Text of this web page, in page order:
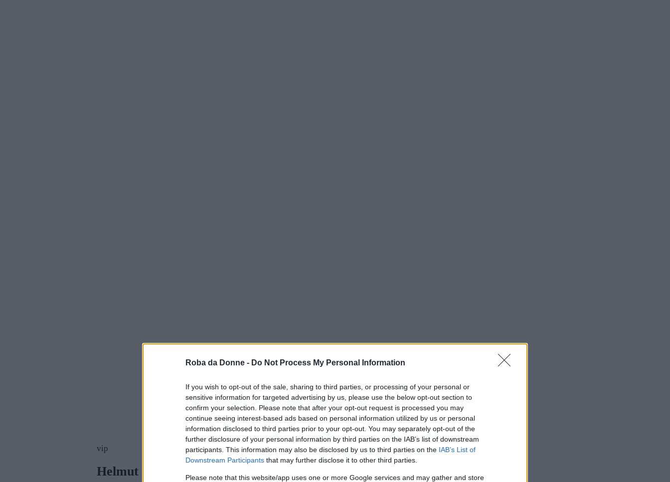
Roba da Donne - Do Not Process My Personal Information
If you wish to opt-out of the sale, sharing to third parties, or processing of your personal or
sensitive information for targeted advertising by us, please use the below opt-out section to
confirm your selection. Please note that after your opt-out request is processed you may
continue seeing interest-based ads based on personal information utilized by us or personal
information disclosed to third parties prior to your opt-out. You may separately opt-out of the
further disclosure of your personal information by third parties on the IAB’s list of downstream
participants. This information may also be disclosed by us to third parties on the IAB’s List of
Downstream Participants that may further disclose it to other third parties.
Please note that this website/app uses one or more Google services and may gather and store
vip
Helmut Newton